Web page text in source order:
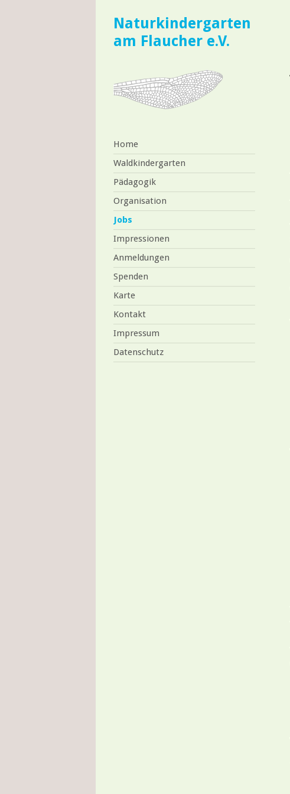
Naturkindergarten
am Flaucher e.V.
Home
Waldkindergarten
Pädagogik
Organisation
Jobs
Impressionen
Anmeldungen
Spenden
Karte
Kontakt
Impressum
Datenschutz